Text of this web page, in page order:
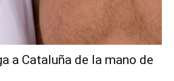
a Cataluña de la mano de